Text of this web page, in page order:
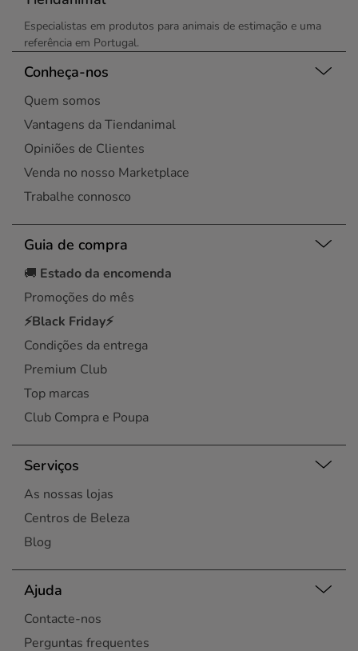
Especialistas em produtos para animais de estimação e uma
referência em Portugal.
Conheça-nos
Quem somos
Vantagens da Tiendanimal
Opiniões de Clientes
Venda no nosso Marketplace
Trabalhe connosco
Guia de compra
🚚 Estado da encomenda
Promoções do mês
⚡Black Friday⚡
Condições da entrega
Premium Club
Top marcas
Club Compra e Poupa
Serviços
As nossas lojas
Centros de Beleza
Blog
Ajuda
Contacte-nos
Perguntas frequentes